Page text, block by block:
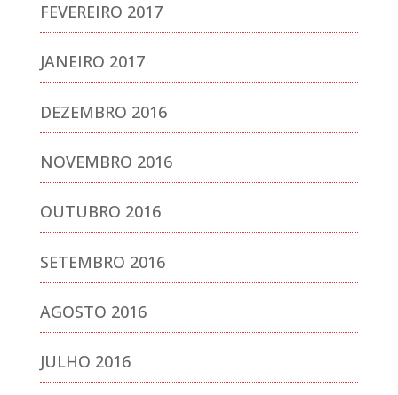
FEVEREIRO 2017
JANEIRO 2017
DEZEMBRO 2016
NOVEMBRO 2016
OUTUBRO 2016
SETEMBRO 2016
AGOSTO 2016
JULHO 2016